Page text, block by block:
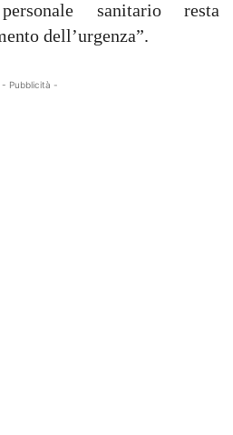
sanitario resta
dell’urgenza”.
- Pubblicità -